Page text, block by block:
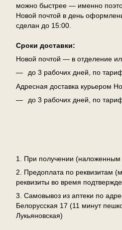
можно быстрее — именно
Новой почтой в день
сделан до 15:00.
Сроки доставки:
Новой почтой — в отделение
до 3 рабочих дней, по
Адресная доставка курьером
до 3 рабочих дней, по
1. При получении
2. Предоплата по реквизитам
реквизиты во время
3. Самовывоз из аптеки по
Белорусская 17 (11 минут
Лукьяновская)